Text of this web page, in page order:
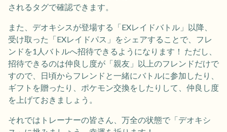
されるタグで確認できます。
また、デオキシスが登場する「EXレイドバトル」以降、
受け取った「EXレイドパス」をシェアすることで、フレ
ンドを1人バトルへ招待できるようになります！ ただし、
招待できるのは仲良し度が「親友」以上のフレンドだけで
すので、日頃からフレンドと一緒にバトルに参加したり、
ギフトを贈ったり、ポケモン交換をしたりして、仲良し度
を上げておきましょう。
それではトレーナーの皆さん、万全の状態で「デオキシ